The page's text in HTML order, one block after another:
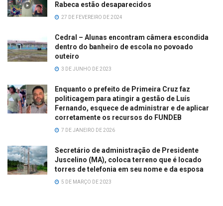
Rabeca estão desaparecidos
27 DE FEVEREIRO DE 2024
Cedral – Alunas encontram câmera escondida
dentro do banheiro de escola no povoado
outeiro
3 DE JUNHO DE 2023
Enquanto o prefeito de Primeira Cruz faz
politicagem para atingir a gestão de Luís
Fernando, esquece de administrar e de aplicar
corretamente os recursos do FUNDEB
7 DE JANEIRO DE 2026
Secretário de administração de Presidente
Juscelino (MA), coloca terreno que é locado
torres de telefonia em seu nome e da esposa
5 DE MARÇO DE 2023